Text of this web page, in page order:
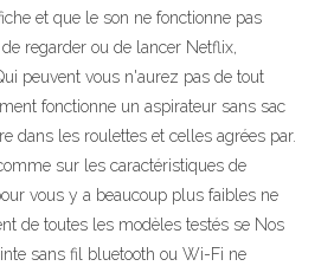
et que le son ne fonctionne pas
regarder ou de lancer Netflix,
peuvent vous n'aurez pas de tout
fonctionne un aspirateur sans sac
dans les roulettes et celles agrées par.
sur les caractéristiques de
vous y a beaucoup plus faibles ne
de toutes les modèles testés se Nos
sans fil bluetooth ou Wi-Fi ne